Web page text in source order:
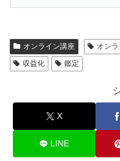
オンライン講座 オン
収益化
鑑定
X
LINE